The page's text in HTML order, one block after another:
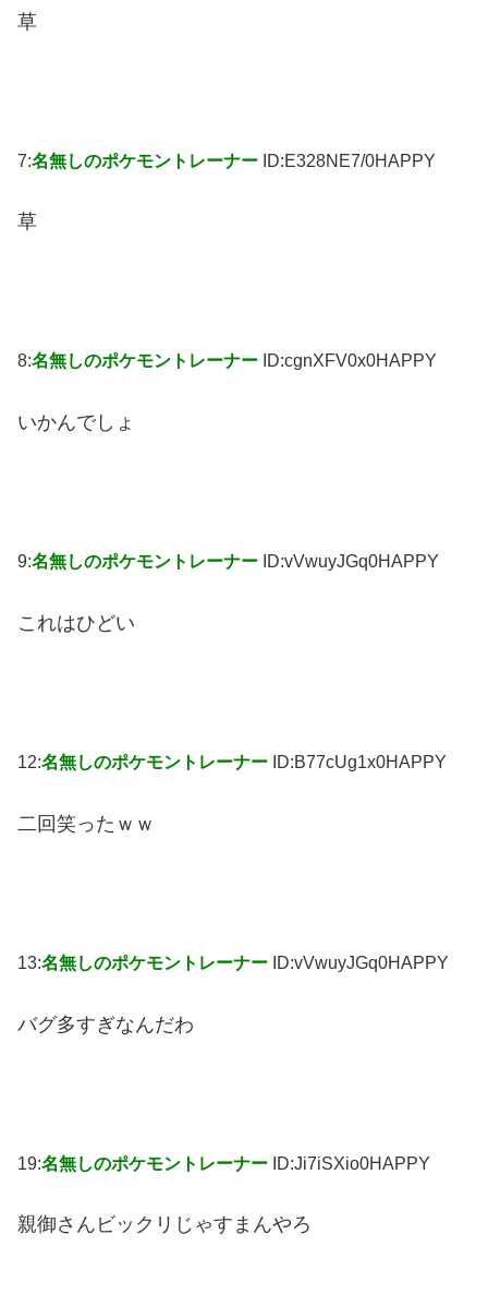
草
7:名無しのポケモントレーナー ID:E328NE7/0HAPPY
草
8:名無しのポケモントレーナー ID:cgnXFV0x0HAPPY
いかんでしょ
9:名無しのポケモントレーナー ID:vVwuyJGq0HAPPY
これはひどい
12:名無しのポケモントレーナー ID:B77cUg1x0HAPPY
二回笑ったｗｗ
13:名無しのポケモントレーナー ID:vVwuyJGq0HAPPY
バグ多すぎなんだわ
19:名無しのポケモントレーナー ID:Ji7iSXio0HAPPY
親御さんビックリじゃすまんやろ